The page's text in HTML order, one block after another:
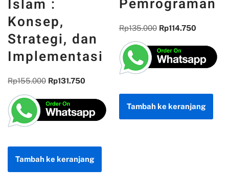
Rp135.000 Rp
Tambah ke keranjang
DAN
REFLEKSI
KEBANGSAAN
Rp300.000 Rp255.000